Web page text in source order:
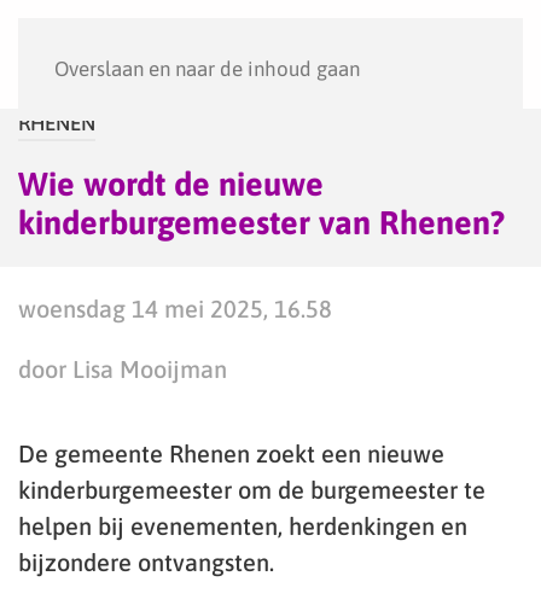
Overslaan en naar de inhoud gaan
RHENEN
Wie wordt de nieuwe
kinderburgemeester van Rhenen?
woensdag 14 mei 2025, 16.58
door Lisa Mooijman
De gemeente Rhenen zoekt een nieuwe
kinderburgemeester om de burgemeester te
helpen bij evenementen, herdenkingen en
bijzondere ontvangsten.